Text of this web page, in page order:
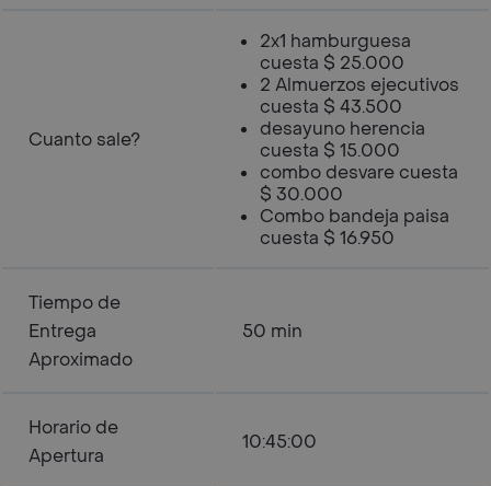
Cuanto sale?
2x1 hamburguesa
cuesta $ 25.000
2 Almuerzos ejecutivos
cuesta $ 43.500
desayuno herencia
cuesta $ 15.000
combo desvare cuesta
$ 30.000
Combo bandeja paisa
cuesta $ 16.950
Tiempo de
Entrega
Aproximado
50 min
Horario de
Apertura
10:45:00